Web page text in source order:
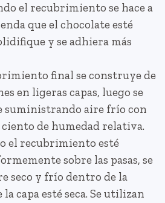
el recubrimiento se hace a
que el chocolate esté
y se adhiera más
final se construye de
en ligeras capas, luego se
suministrando aire frío con
de humedad relativa.
el recubrimiento esté
sobre las pasas, se
seco y frío dentro de la
capa esté seca. Se utilizan